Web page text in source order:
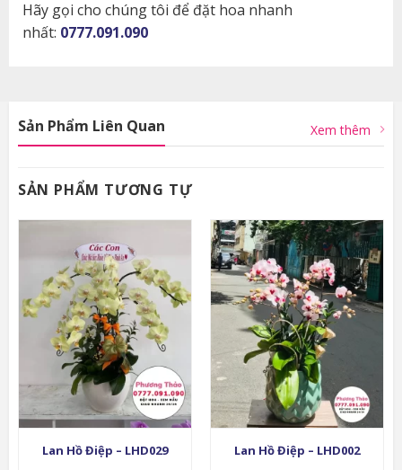
Hãy gọi cho chúng tôi để đặt hoa nhanh
nhất: 0777.091.090
Sản Phẩm Liên Quan Xem thêm
SẢN PHẨM TƯƠNG TỰ
Lan Hồ Điệp – LHD029 Lan Hồ Điệp – LHD002